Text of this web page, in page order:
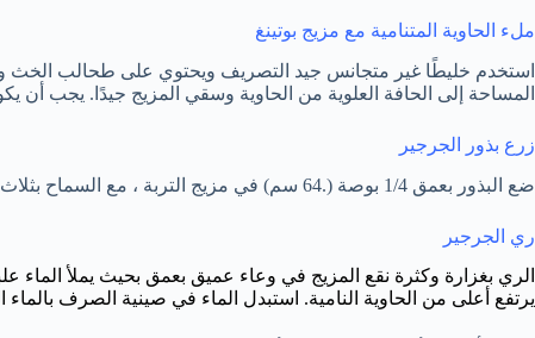
ملء الحاوية المتنامية مع مزيج بوتينغ
المساحة إلى الحافة العلوية من الحاوية وسقي المزيج جيدًا. يجب أن يكون
زرع بذور الجرجير
ضع البذور بعمق 1/4 بوصة (.64 سم) في مزيج التربة ، مع السماح بثلاث إلى أربع بوصات (7.6 إلى 10.2 سم) بين كل بذرة.
ري الجرجير
الري بغزارة وكثرة نقع المزيج في وعاء عميق بعمق بحيث يملأ
يرتفع أعلى من الحاوية النامية. استبدل الماء في صينية الصرف بالماء